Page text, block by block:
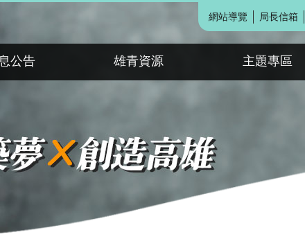
網站導覽 局長信箱
公告 雄青資源 主題專區